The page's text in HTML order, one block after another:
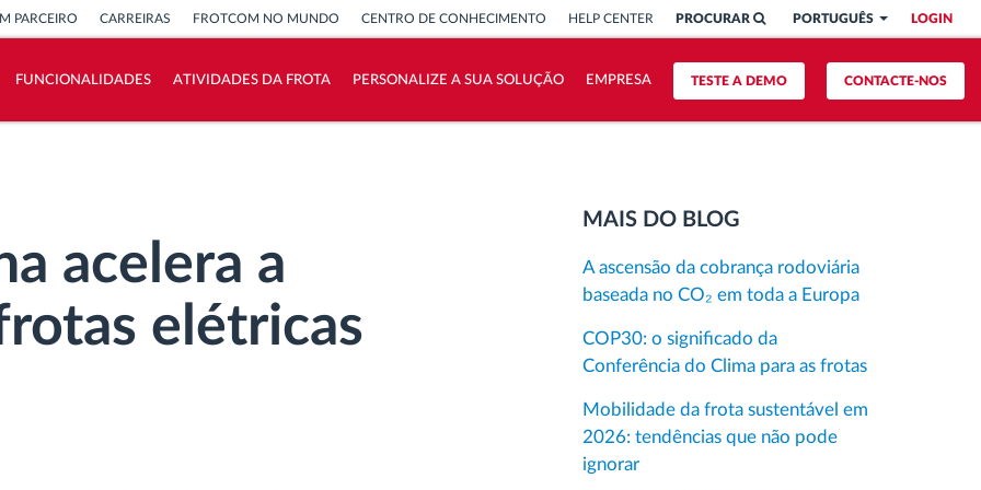
LOGIN
PORTUGUÊS
PROCURAR
PARCEIRO CARREIRAS FROTCOM NO MUNDO CENTRO DE CONHECIMENTO HELP CENTER
CONTACTE-NOS
TESTE A DEMO
FUNCIONALIDADES ATIVIDADES DA FROTA PERSONALIZE A SUA SOLUÇÃO EMPRESA
acelera a
elétricas
MAIS DO BLOG
A ascensão da cobrança rodoviária
baseada no CO₂ em toda a Europa
COP30: o significado da
Conferência do Clima para as frotas
Mobilidade da frota sustentável em
2026: tendências que não pode
ignorar